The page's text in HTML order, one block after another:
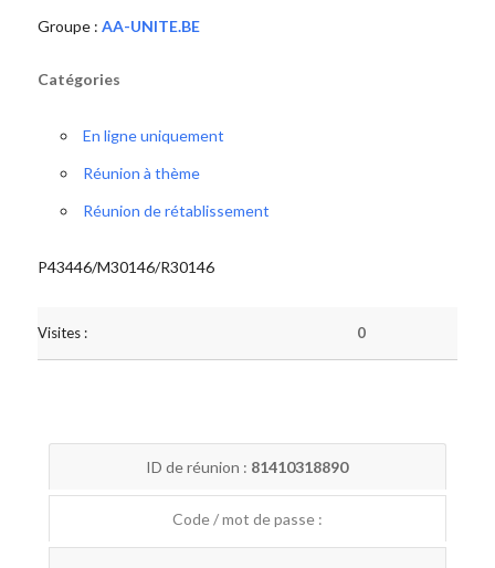
Groupe : AA-UNITE.BE
Catégories
En ligne uniquement
Réunion à thème
Réunion de rétablissement
P43446/M30146/R30146
Visites : 0
ID de réunion : 81410318890
Code / mot de passe :